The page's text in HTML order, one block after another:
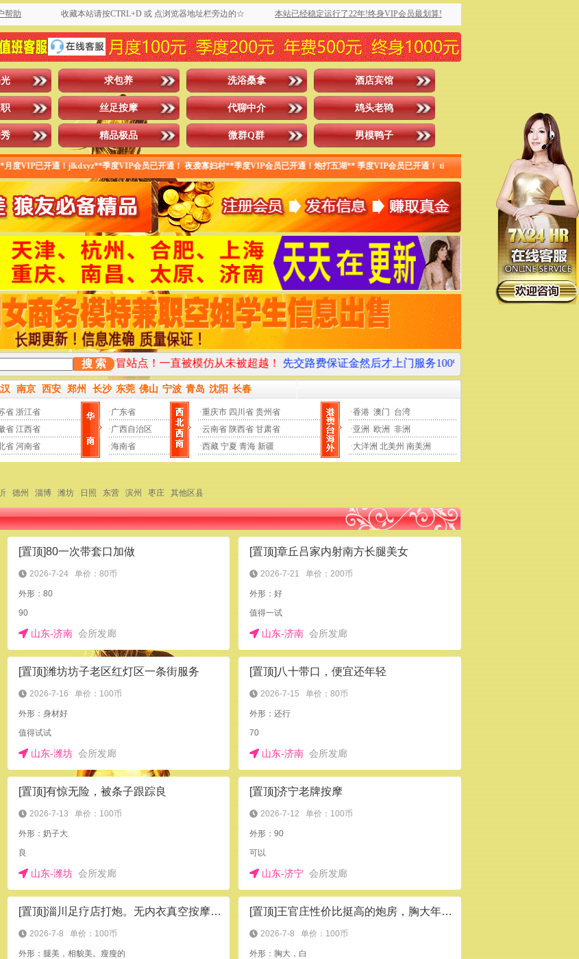
帮助 收藏本站请按CTRL+D 或 点浏览器地址栏旁边的☆ 本站已经稳定运行了22年!终身VIP会员最划算!
求包养 洗浴桑拿 酒店宾馆
丝足按摩 代聊中介 鸡头老鸨
精品极品 微群Q群 男模鸭子
季度VIP会员已开通！ 夜袭寡妇村**季度VIP会员已开通！炮打五湖** 季度VIP会员已开通！ timch*** 季度VIP会员已开通！快乐
搜 索
其他仿冒站点！一直被模仿从未被超越！先交路费保证金然后才上门服务100%是骗子，请大家多多关注本站“黑店曝
南京 西安 郑州 长沙 东莞 佛山 宁波 青岛 沈阳 长春
省 浙江省
省 江西省
省 河南省
·广东省
·广西自治区
·海南省
·重庆市 四川省 贵州省
·云南省 陕西省 甘肃省
·西藏 宁夏 青海 新疆
·香港 澳门
台湾
·亚洲 欧洲 非洲
·大洋洲 北美州 南美洲
德州 淄博 潍坊 日照 东营 滨州 枣庄 其他区县
[置顶]80一次带套口加做
2026-7-24单价：80币
外形：80
90
山东-济南会所发廊
[置顶]章丘吕家内射南方长腿美女
2026-7-21 单价：200币
外形：好
值得一试
山东-济南 会所发廊
[置顶]潍坊坊子老区红灯区一条街服务
2026-7-16 单价：100币
外形：身材好
值得试试
山东-潍坊会所发廊
[置顶]八十带口，便宜还年轻
2026-7-15 单价：80币
外形：还行
70
山东-济南 会所发廊
[置顶]有惊无险，被条子跟踪良
2026-7-13 单价：100币
外形：奶子大
良
山东-潍坊会所发廊
[置顶]济宁老牌按摩
2026-7-12 单价：100币
外形：90
可以
山东-济宁 会所发廊
[置顶]淄川足疗店打炮。无内衣真空按摩，自己谈
2026-7-8 单价：100币
外形：腿美，相貌美。瘦瘦的
[置顶]王官庄性价比挺高的炮房，胸大年轻24岁左右
2026-7-8 单价：100币
外形：胸大，白